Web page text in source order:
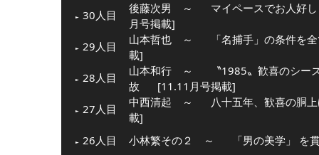
30人目
後藤次男 ～
マイペースでお人好
月号掲載]
29人目
山本哲也 ～
「名捕手」の条件を
載]
28人目
山本和行 ～
〝1985〟歓喜のシ
故
[11.11月号掲載]
27人目
中西清起 ～
八十五年、歓喜の胴
載]
26人目
小林繁その２ ～ 「男の美学」 を